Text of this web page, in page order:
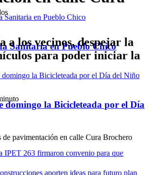
Sanitaria en Pueblo Chico
domingo la Bicicleteada por el Día
a los vecinos, despejar la
para poder iniciar la